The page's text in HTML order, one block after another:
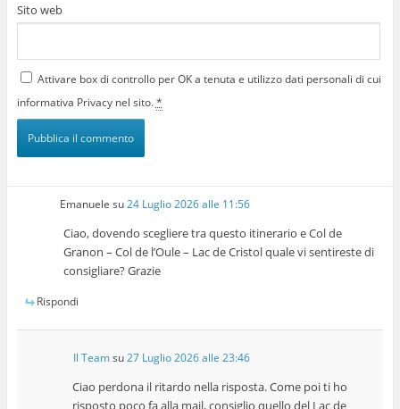
Sito web
Attivare box di controllo per OK a tenuta e utilizzo dati personali di cui
informativa Privacy nel sito.*
Emanuele su24 Luglio 2026 alle 11:56
Ciao, dovendo scegliere tra questo itinerario e Col de
Granon – Col de l’Oule – Lac de Cristol quale vi sentireste di
consigliare? Grazie
Rispondi
Il Teamsu27 Luglio 2026 alle 23:46
Ciao perdona il ritardo nella risposta. Come poi ti ho